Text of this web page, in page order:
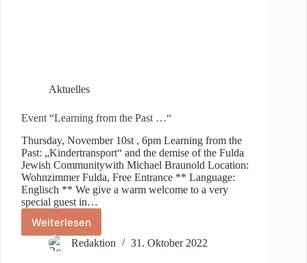
Aktuelles
Event “Learning from the Past …“
Thursday, November 10st , 6pm Learning from the
Past: „Kindertransport“ and the demise of the Fulda
Jewish Communitywith Michael Braunold Location:
Wohnzimmer Fulda, Free Entrance ** Language:
Englisch ** We give a warm welcome to a very
special guest in…
Weiterlesen
Event
“Learning
from
Redaktion 31. Oktober 2022